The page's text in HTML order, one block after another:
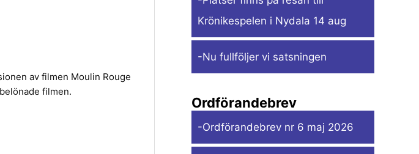
av filmen Moulin Rouge
filmen.
Krönikespelen i Nydala 14 aug
-Nu fullföljer vi satsningen
Ordförandebrev
-Ordförandebrev nr 6 maj 2026